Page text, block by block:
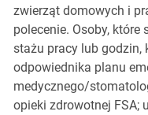
zwierząt domowych i
polecenie. Osoby, które
stażu pracy lub godzin,
odpowiednika planu
medycznego/
opieki zdrowotnej FSA;